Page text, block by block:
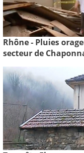
Rhône - Pluies
secteur de